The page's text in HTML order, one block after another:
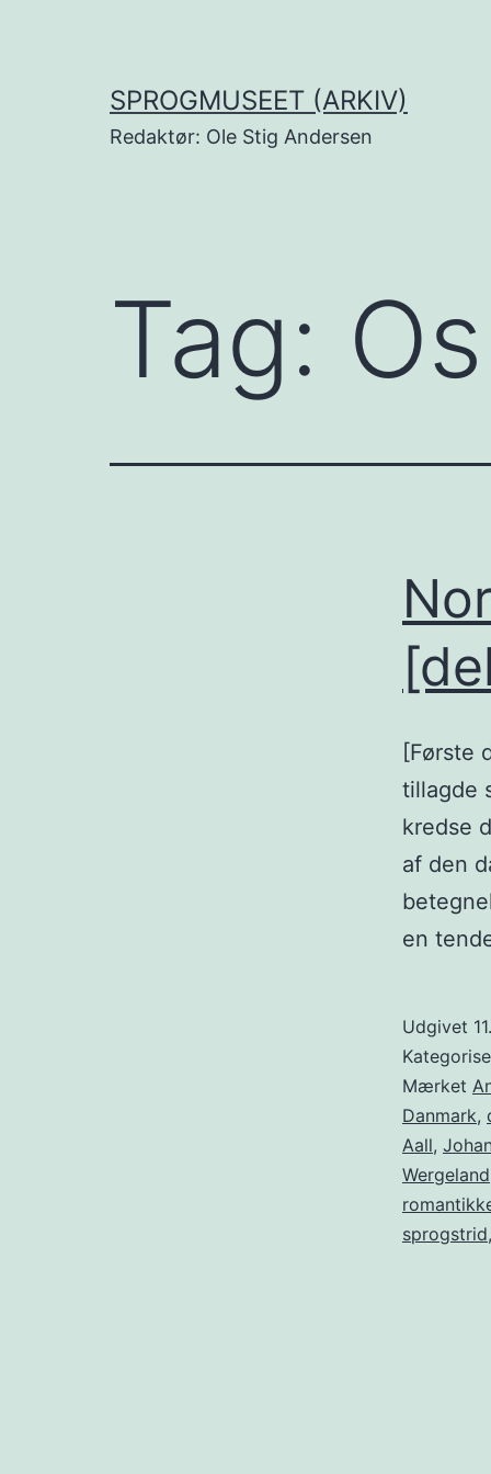
SPROGMUSEET (ARKIV)
Redaktør: Ole Stig Andersen
Tag:
[Første
tillagde
kredse
af den
en
Udgivet
Mærket
Danmark,
Aall,
Wergeland
sprogstrid